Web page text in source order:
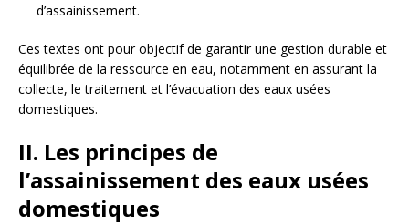
d’assainissement.
Ces textes ont pour objectif de garantir une gestion durable et
équilibrée de la ressource en eau, notamment en assurant la
collecte, le traitement et l’évacuation des eaux usées
domestiques.
II. Les principes de
l’assainissement des eaux usées
domestiques